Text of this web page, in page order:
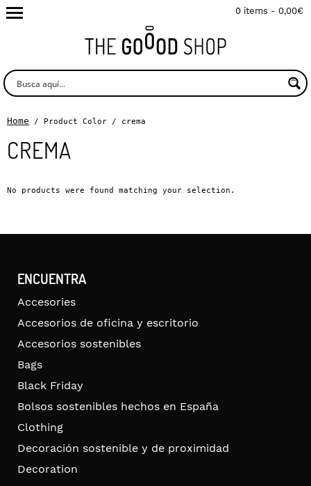
0 items - 0,00€
Home / Product Color / crema
CREMA
No products were found matching your selection.
ENCUENTRA
Accesories
Accesorios de oficina y escritorio
Accesorios sostenibles
Bags
Black Friday
Bolsos sostenibles hechos en España
Clothing
Decoración sostenible y de proximidad
Decoration